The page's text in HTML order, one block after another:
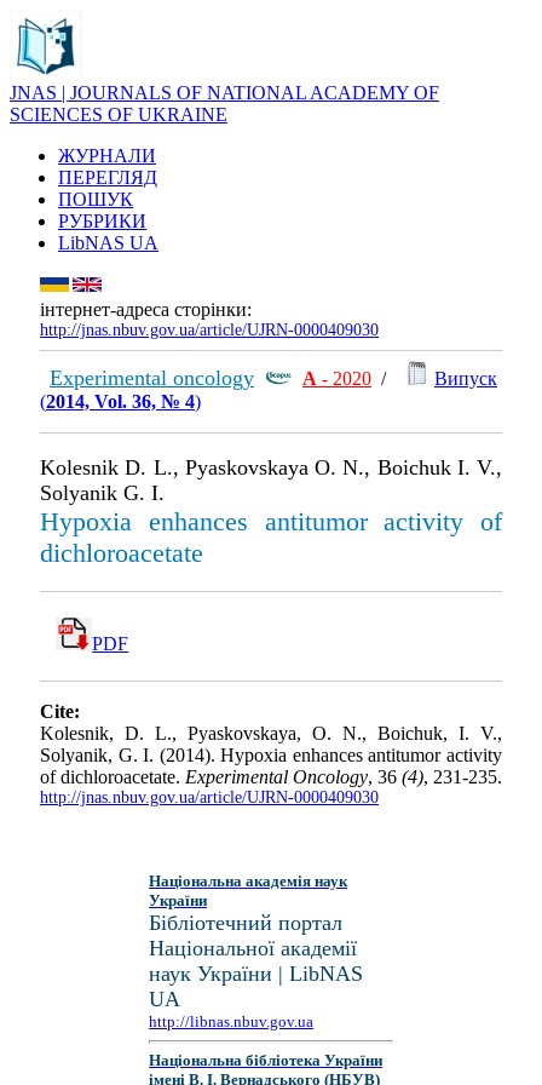
JNAS | JOURNALS OF NATIONAL ACADEMY OF
SCIENCES OF UKRAINE
ЖУРНАЛИ
ПЕРЕГЛЯД
ПОШУК
РУБРИКИ
LibNAS UA
інтернет-адреса сторінки:
http://jnas.nbuv.gov.ua/article/UJRN-0000409030
Experimental oncology А - 2020 /
Випуск
(2014, Vol. 36, № 4)
Kolesnik D. L., Pyaskovskaya O. N., Boichuk I. V.,
Solyanik G. I.
Hypoxia enhances antitumor activity of
dichloroacetate
PDF
Cite:
Kolesnik, D. L., Pyaskovskaya, O. N., Boichuk, I. V.,
Solyanik, G. I. (2014). Hypoxia enhances antitumor activity
of dichloroacetate. Experimental Oncology, 36 (4), 231-235.
http://jnas.nbuv.gov.ua/article/UJRN-0000409030
Національна академія наук
України
Бібліотечний портал
Національної академії
наук України | LibNAS
UA
http://libnas.nbuv.gov.ua
Національна бібліотека України
імені В. І. Вернадського (НБУВ)